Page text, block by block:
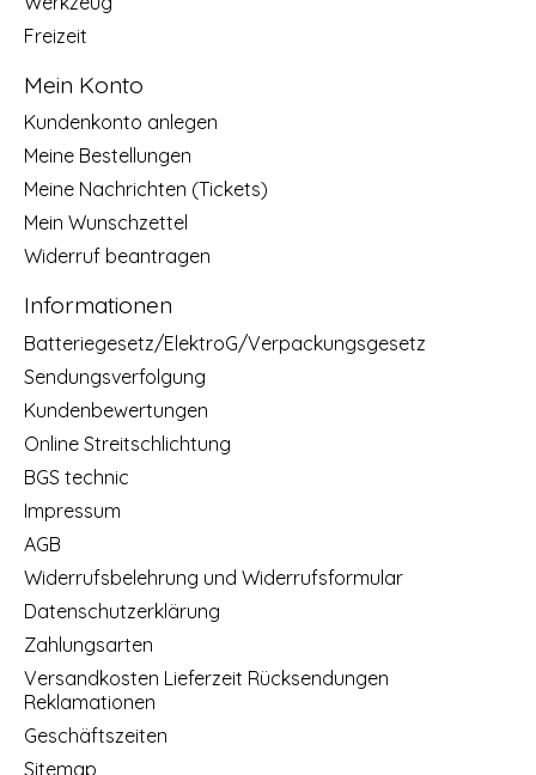
Freizeit
Mein Konto
Kundenkonto anlegen
Meine Bestellungen
Meine Nachrichten (Tickets)
Mein Wunschzettel
Widerruf beantragen
Informationen
Batteriegesetz/ElektroG/Verpackungsgesetz
Sendungsverfolgung
Kundenbewertungen
Online Streitschlichtung
BGS technic
Impressum
AGB
Widerrufsbelehrung und Widerrufsformular
Datenschutzerklärung
Zahlungsarten
Versandkosten Lieferzeit Rücksendungen
Reklamationen
Geschäftszeiten
Sitemap